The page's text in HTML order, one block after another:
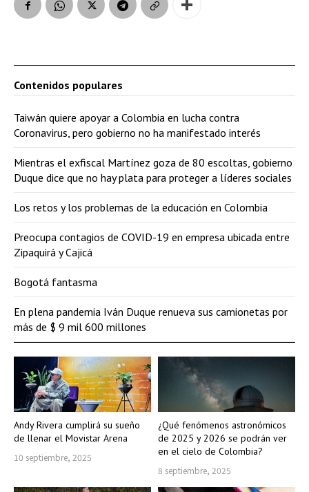
Andy Rivera cumplirá su sueño
de llenar el Movistar Arena
10 septiembre, 2025
¿Qué fenómenos astronómicos
de 2025 y 2026 se podrán ver
en el cielo de Colombia?
8 septiembre, 2025
Contenidos populares
Taiwán quiere apoyar a Colombia en lucha contra
Coronavirus, pero gobierno no ha manifestado interés
Mientras el exfiscal Martínez goza de 80 escoltas, gobierno
Duque dice que no hay plata para proteger a líderes sociales
Los retos y los problemas de la educación en Colombia
Preocupa contagios de COVID-19 en empresa ubicada entre
Zipaquirá y Cajicá
Bogotá fantasma
En plena pandemia Iván Duque renueva sus camionetas por
más de $ 9 mil 600 millones